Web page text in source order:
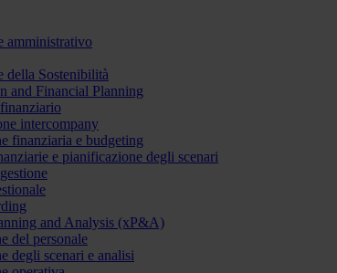
amministrativo
della Sostenibilità
and Financial Planning
intercompany
finanziaria e budgeting
e pianificazione degli scenari
and Analysis (xP&A)
del personale
degli scenari e analisi